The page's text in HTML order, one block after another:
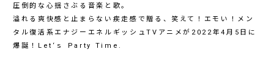
圧倒的な心揺さぶる音楽と歌。
溢れる爽快感と止まらない疾走感で贈る、笑えて！エモい！メン
タル復活系エナジーエネルギッシュTVアニメが2022年4月5日に
爆誕！Let‘ｓ Party Time.